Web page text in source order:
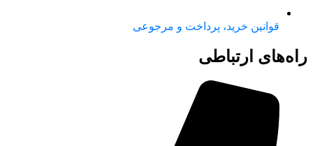
قوانین خرید، پرداخت و مرجوعی
راه‌های ارتباطی